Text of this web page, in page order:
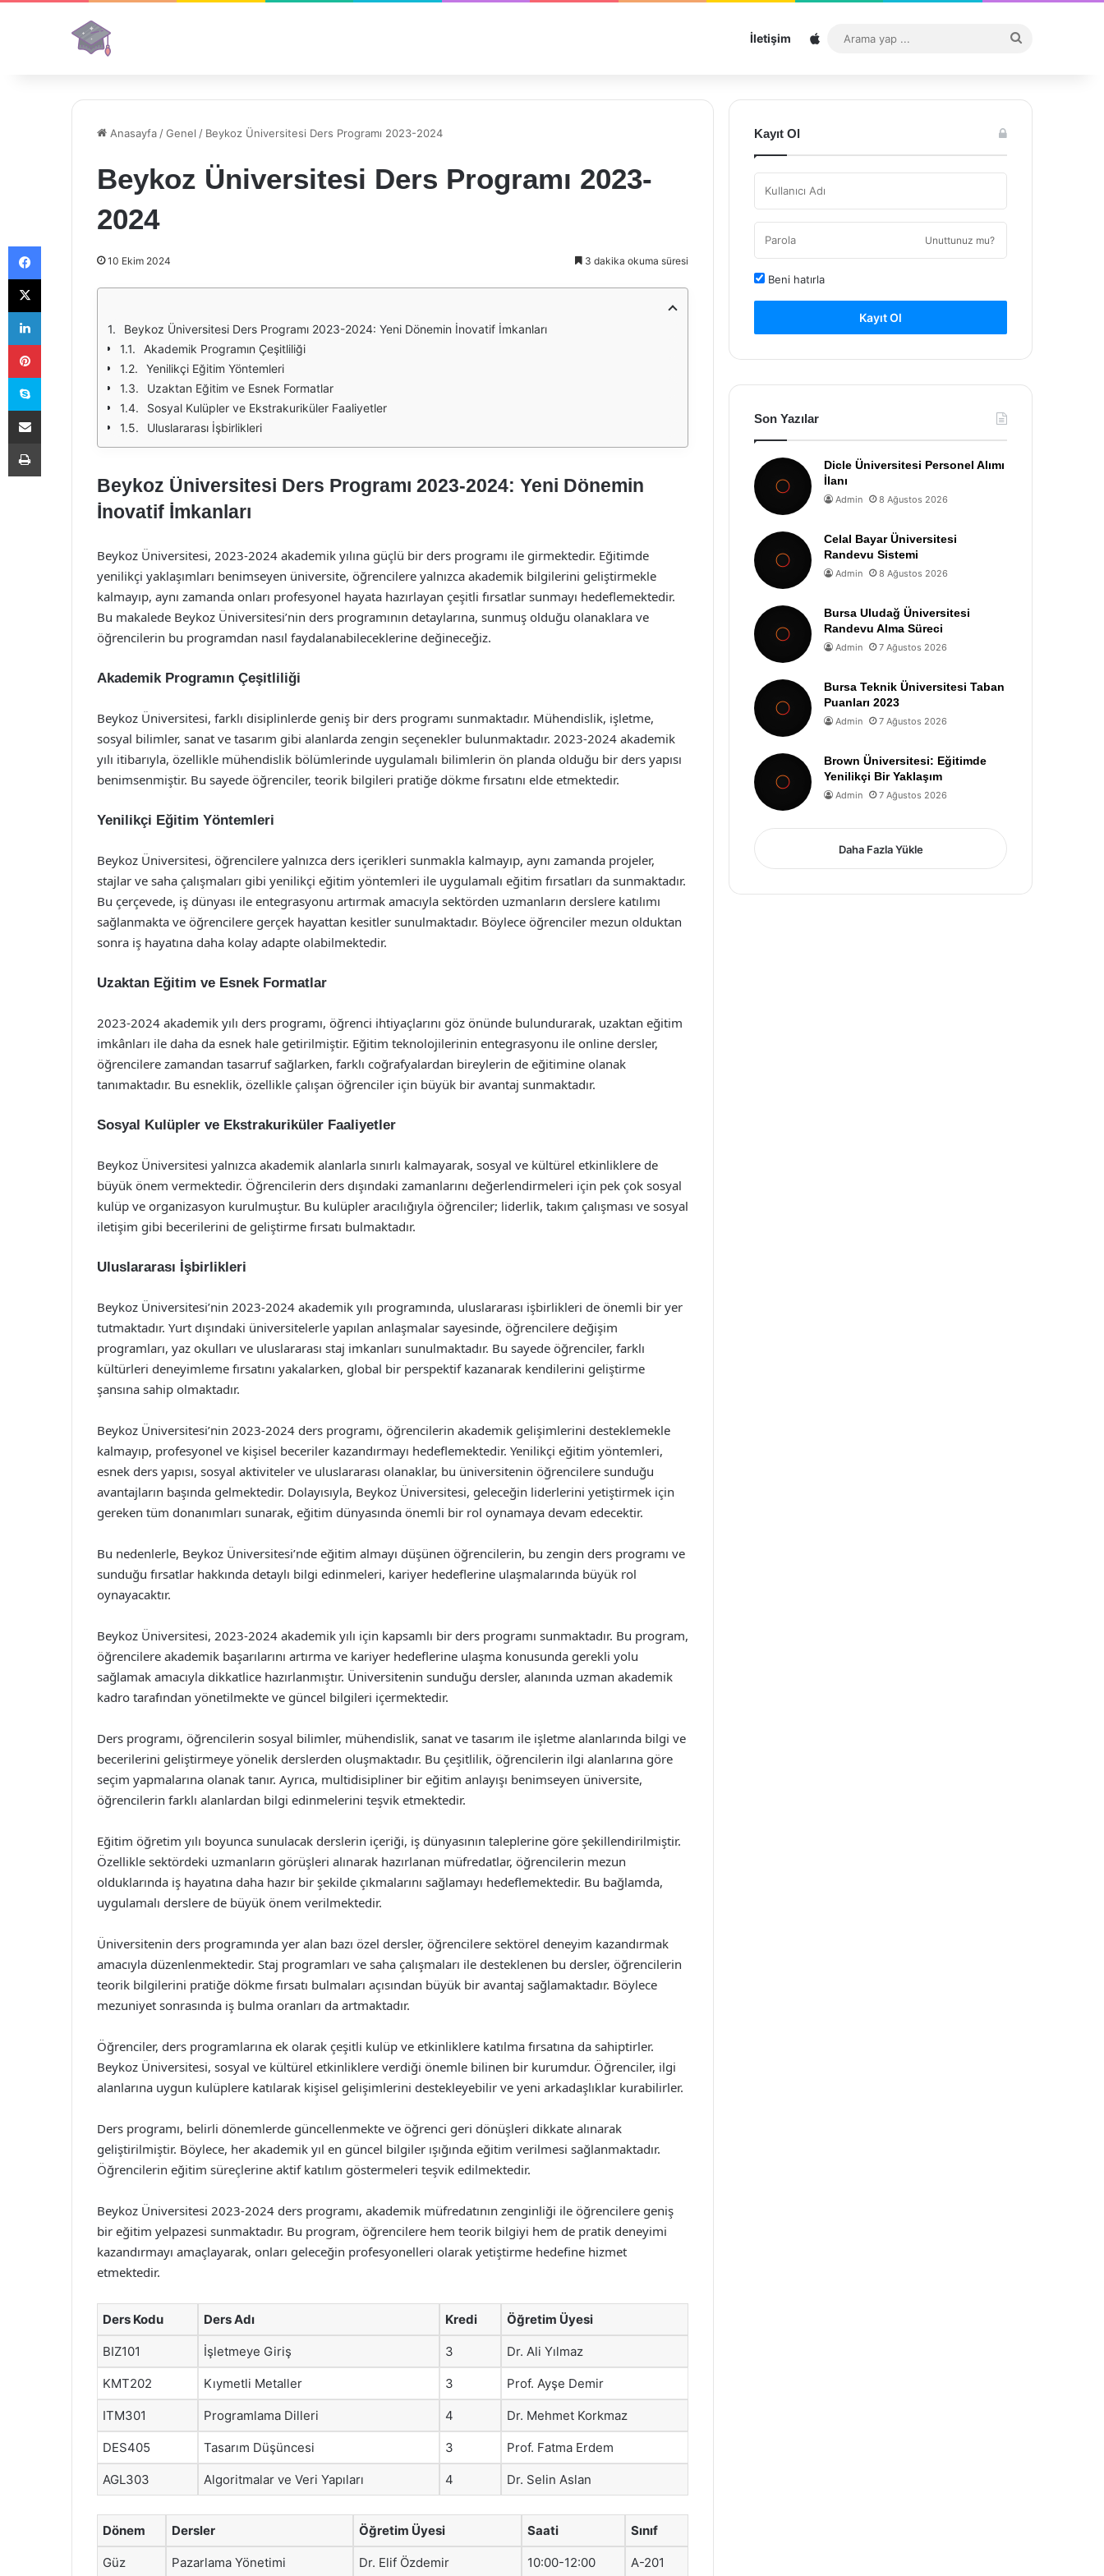
İletişim Sitemap
...
Anasayfa /Genel / Beykoz Üniversitesi Ders Programı 2023-2024
Beykoz Üniversitesi Ders Programı 2023-
2024
10 Ekim 2024 3 dakika okuma süresi
Beykoz Üniversitesi Ders Programı 2023-2024: Yeni Dönemin İnovatif İmkanları
Akademik Programın Çeşitliliği
Yenilikçi Eğitim Yöntemleri
Uzaktan Eğitim ve Esnek Formatlar
Sosyal Kulüpler ve Ekstrakuriküler Faaliyetler
Uluslararası İşbirlikleri
Beykoz Üniversitesi Ders Programı 2023-2024: Yeni Dönemin
İnovatif İmkanları
Beykoz Üniversitesi, 2023-2024 akademik yılına güçlü bir ders programı ile girmektedir. Eğitimde
yenilikçi yaklaşımları benimseyen üniversite, öğrencilere yalnızca akademik bilgilerini geliştirmekle
kalmayıp, aynı zamanda onları profesyonel hayata hazırlayan çeşitli fırsatlar sunmayı hedeflemektedir.
Bu makalede Beykoz Üniversitesi’nin ders programının detaylarına, sunmuş olduğu olanaklara ve
öğrencilerin bu programdan nasıl faydalanabileceklerine değineceğiz.
Akademik Programın Çeşitliliği
Beykoz Üniversitesi, farklı disiplinlerde geniş bir ders programı sunmaktadır. Mühendislik, işletme,
sosyal bilimler, sanat ve tasarım gibi alanlarda zengin seçenekler bulunmaktadır. 2023-2024 akademik
yılı itibarıyla, özellikle mühendislik bölümlerinde uygulamalı bilimlerin ön planda olduğu bir ders yapısı
benimsenmiştir. Bu sayede öğrenciler, teorik bilgileri pratiğe dökme fırsatını elde etmektedir.
Yenilikçi Eğitim Yöntemleri
Beykoz Üniversitesi, öğrencilere yalnızca ders içerikleri sunmakla kalmayıp, aynı zamanda projeler,
stajlar ve saha çalışmaları gibi yenilikçi eğitim yöntemleri ile uygulamalı eğitim fırsatları da sunmaktadır.
Bu çerçevede, iş dünyası ile entegrasyonu artırmak amacıyla sektörden uzmanların derslere katılımı
sağlanmakta ve öğrencilere gerçek hayattan kesitler sunulmaktadır. Böylece öğrenciler mezun olduktan
sonra iş hayatına daha kolay adapte olabilmektedir.
Uzaktan Eğitim ve Esnek Formatlar
2023-2024 akademik yılı ders programı, öğrenci ihtiyaçlarını göz önünde bulundurarak, uzaktan eğitim
imkânları ile daha da esnek hale getirilmiştir. Eğitim teknolojilerinin entegrasyonu ile online dersler,
öğrencilere zamandan tasarruf sağlarken, farklı coğrafyalardan bireylerin de eğitimine olanak
tanımaktadır. Bu esneklik, özellikle çalışan öğrenciler için büyük bir avantaj sunmaktadır.
Sosyal Kulüpler ve Ekstrakuriküler Faaliyetler
Beykoz Üniversitesi yalnızca akademik alanlarla sınırlı kalmayarak, sosyal ve kültürel etkinliklere de
büyük önem vermektedir. Öğrencilerin ders dışındaki zamanlarını değerlendirmeleri için pek çok sosyal
kulüp ve organizasyon kurulmuştur. Bu kulüpler aracılığıyla öğrenciler; liderlik, takım çalışması ve sosyal
iletişim gibi becerilerini de geliştirme fırsatı bulmaktadır.
Uluslararası İşbirlikleri
Beykoz Üniversitesi’nin 2023-2024 akademik yılı programında, uluslararası işbirlikleri de önemli bir yer
tutmaktadır. Yurt dışındaki üniversitelerle yapılan anlaşmalar sayesinde, öğrencilere değişim
programları, yaz okulları ve uluslararası staj imkanları sunulmaktadır. Bu sayede öğrenciler, farklı
kültürleri deneyimleme fırsatını yakalarken, global bir perspektif kazanarak kendilerini geliştirme
şansına sahip olmaktadır.
Beykoz Üniversitesi’nin 2023-2024 ders programı, öğrencilerin akademik gelişimlerini desteklemekle
kalmayıp, profesyonel ve kişisel beceriler kazandırmayı hedeflemektedir. Yenilikçi eğitim yöntemleri,
esnek ders yapısı, sosyal aktiviteler ve uluslararası olanaklar, bu üniversitenin öğrencilere sunduğu
avantajların başında gelmektedir. Dolayısıyla, Beykoz Üniversitesi, geleceğin liderlerini yetiştirmek için
gereken tüm donanımları sunarak, eğitim dünyasında önemli bir rol oynamaya devam edecektir.
Bu nedenlerle, Beykoz Üniversitesi’nde eğitim almayı düşünen öğrencilerin, bu zengin ders programı ve
sunduğu fırsatlar hakkında detaylı bilgi edinmeleri, kariyer hedeflerine ulaşmalarında büyük rol
oynayacaktır.
Beykoz Üniversitesi, 2023-2024 akademik yılı için kapsamlı bir ders programı sunmaktadır. Bu program,
öğrencilere akademik başarılarını artırma ve kariyer hedeflerine ulaşma konusunda gerekli yolu
sağlamak amacıyla dikkatlice hazırlanmıştır. Üniversitenin sunduğu dersler, alanında uzman akademik
kadro tarafından yönetilmekte ve güncel bilgileri içermektedir.
Ders programı, öğrencilerin sosyal bilimler, mühendislik, sanat ve tasarım ile işletme alanlarında bilgi ve
becerilerini geliştirmeye yönelik derslerden oluşmaktadır. Bu çeşitlilik, öğrencilerin ilgi alanlarına göre
seçim yapmalarına olanak tanır. Ayrıca, multidisipliner bir eğitim anlayışı benimseyen üniversite,
öğrencilerin farklı alanlardan bilgi edinmelerini teşvik etmektedir.
Eğitim öğretim yılı boyunca sunulacak derslerin içeriği, iş dünyasının taleplerine göre şekillendirilmiştir.
Özellikle sektördeki uzmanların görüşleri alınarak hazırlanan müfredatlar, öğrencilerin mezun
olduklarında iş hayatına daha hazır bir şekilde çıkmalarını sağlamayı hedeflemektedir. Bu bağlamda,
uygulamalı derslere de büyük önem verilmektedir.
Üniversitenin ders programında yer alan bazı özel dersler, öğrencilere sektörel deneyim kazandırmak
amacıyla düzenlenmektedir. Staj programları ve saha çalışmaları ile desteklenen bu dersler, öğrencilerin
teorik bilgilerini pratiğe dökme fırsatı bulmaları açısından büyük bir avantaj sağlamaktadır. Böylece
mezuniyet sonrasında iş bulma oranları da artmaktadır.
Öğrenciler, ders programlarına ek olarak çeşitli kulüp ve etkinliklere katılma fırsatına da sahiptirler.
Beykoz Üniversitesi, sosyal ve kültürel etkinliklere verdiği önemle bilinen bir kurumdur. Öğrenciler, ilgi
alanlarına uygun kulüplere katılarak kişisel gelişimlerini destekleyebilir ve yeni arkadaşlıklar kurabilirler.
Ders programı, belirli dönemlerde güncellenmekte ve öğrenci geri dönüşleri dikkate alınarak
geliştirilmiştir. Böylece, her akademik yıl en güncel bilgiler ışığında eğitim verilmesi sağlanmaktadır.
Öğrencilerin eğitim süreçlerine aktif katılım göstermeleri teşvik edilmektedir.
Beykoz Üniversitesi 2023-2024 ders programı, akademik müfredatının zenginliği ile öğrencilere geniş
bir eğitim yelpazesi sunmaktadır. Bu program, öğrencilere hem teorik bilgiyi hem de pratik deneyimi
kazandırmayı amaçlayarak, onları geleceğin profesyonelleri olarak yetiştirme hedefine hizmet
etmektedir.
Ders Kodu Ders Adı Kredi Öğretim Üyesi
BIZ101 İşletmeye Giriş 3 Dr. Ali Yılmaz
KMT202 Kıymetli Metaller 3 Prof. Ayşe Demir
ITM301 Programlama Dilleri 4 Dr. Mehmet Korkmaz
DES405 Tasarım Düşüncesi 3 Prof. Fatma Erdem
AGL303 Algoritmalar ve Veri Yapıları 4 Dr. Selin Aslan
Dönem Dersler Öğretim Üyesi Saati Sınıf
Güz Pazarlama Yönetimi Dr. Elif Özdemir 10:00-12:00 A-201
Kayıt Ol
Unuttunuz mu?
Beni hatırla
Kayıt Ol
Son Yazılar
Dicle Üniversitesi Personel Alımı
İlanı
Admin 8 Ağustos 2026
Celal Bayar Üniversitesi
Randevu Sistemi
Admin 8 Ağustos 2026
Bursa Uludağ Üniversitesi
Randevu Alma Süreci
Admin 7 Ağustos 2026
Bursa Teknik Üniversitesi Taban
Puanları 2023
Admin 7 Ağustos 2026
Brown Üniversitesi: Eğitimde
Yenilikçi Bir Yaklaşım
Admin 7 Ağustos 2026
Daha Fazla Yükle
Facebook
X
LinkedIn
Pinterest
Skype
E-Posta ile paylaş